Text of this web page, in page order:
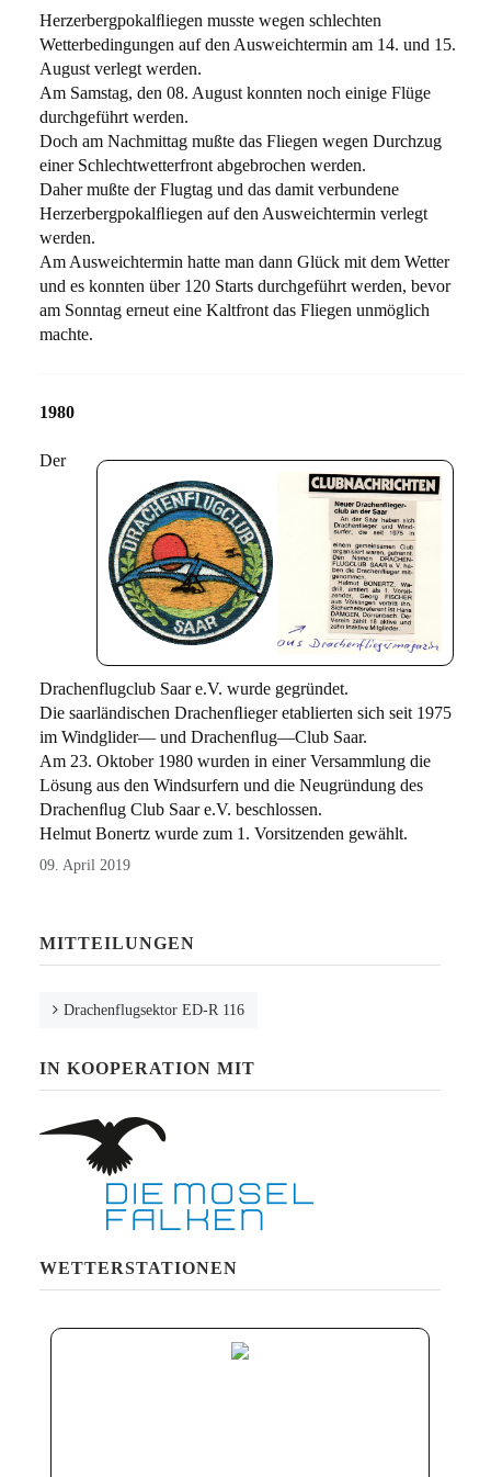
Herzerbergpokalﬂiegen musste wegen schlechten
Wetterbedingungen auf den Ausweichtermin am 14. und 15.
August verlegt werden.
Am Samstag, den 08. August konnten noch einige Flüge
durchgeführt werden.
Doch am Nachmittag mußte das Fliegen wegen Durchzug
einer Schlechtwetterfront abgebrochen werden.
Daher mußte der Flugtag und das damit verbundene
Herzerbergpokalﬂiegen auf den Ausweichtermin verlegt
werden.
Am Ausweichtermin hatte man dann Glück mit dem Wetter
und es konnten über 120 Starts durchgeführt werden, bevor
am Sonntag erneut eine Kaltfront das Fliegen unmöglich
machte.
1980
Der
Drachenflugclub Saar e.V. wurde gegründet.
Die saarländischen Drachenﬂieger etablierten sich seit 1975
im Windglider— und Drachenﬂug—Club Saar.
Am 23. Oktober 1980 wurden in einer Versammlung die
Lösung aus den Windsurfern und die Neugründung des
Drachenﬂug Club Saar e.V. beschlossen.
Helmut Bonertz wurde zum 1. Vorsitzenden gewählt.
09. April 2019
MITTEILUNGEN
Drachenflugsektor ED-R 116
IN KOOPERATION MIT
WETTERSTATIONEN